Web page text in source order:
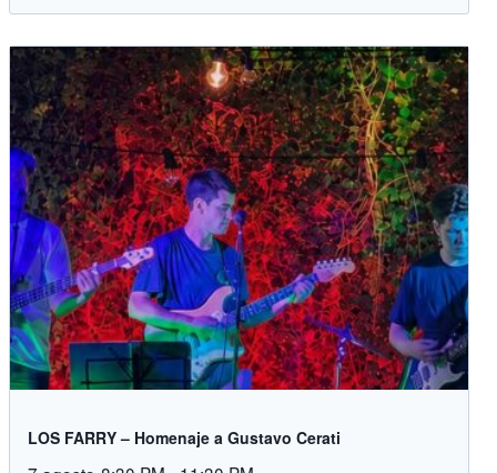
LOS FARRY – Homenaje a Gustavo Cerati